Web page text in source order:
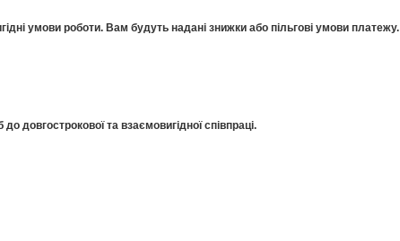
умови роботи. Вам будуть надані знижки або пільгові умови платежу.
довгострокової та взаємовигідної співпраці.